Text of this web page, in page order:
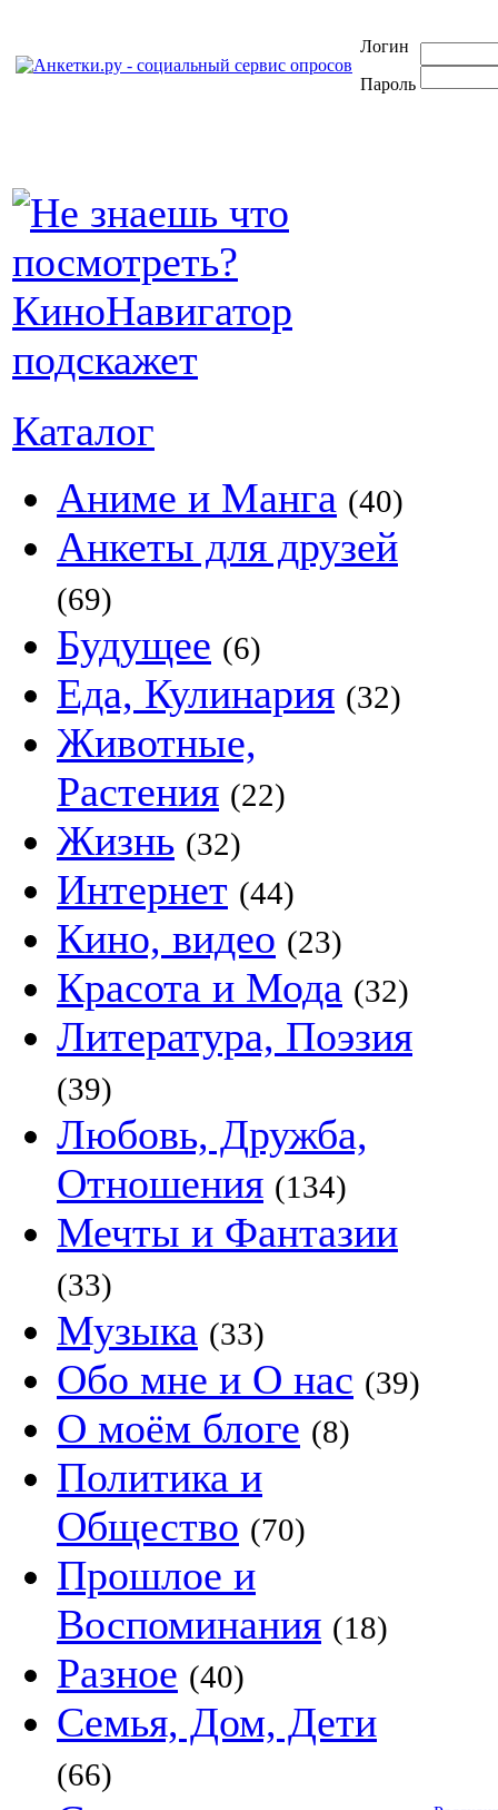
Логин
Пароль
Каталог
Аниме и Манга (40)
Анкеты для друзей
(69)
Будущее (6)
Еда, Кулинария (32)
Животные,
Растения (22)
Жизнь (32)
Интернет (44)
Кино, видео (23)
Красота и Мода (32)
Литература, Поэзия
(39)
Любовь, Дружба,
Отношения (134)
Мечты и Фантазии
(33)
Музыка (33)
Обо мне и О нас (39)
О моём блоге (8)
Политика и
Общество (70)
Прошлое и
Воспоминания (18)
Разное (40)
Семья, Дом, Дети
(66)